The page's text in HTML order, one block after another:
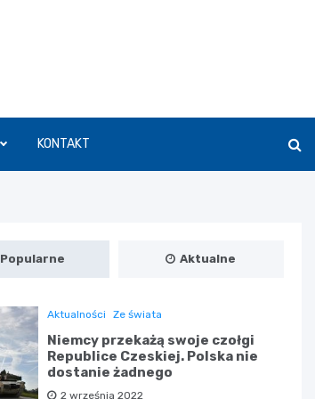
KONTAKT
Popularne Aktualne
Aktualności Ze świata
Niemcy przekażą swoje czołgi
Republice Czeskiej. Polska nie
dostanie żadnego
2 września 2022